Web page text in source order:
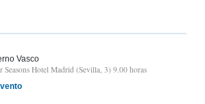
Vasco
Seasons Hotel Madrid (Sevilla, 3) 9.00 horas